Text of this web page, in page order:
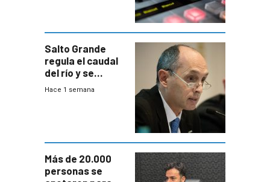
Salto Grande
regula el caudal
del río y se
prepara para un
Hace 1 semana
Más de 20.000
personas se